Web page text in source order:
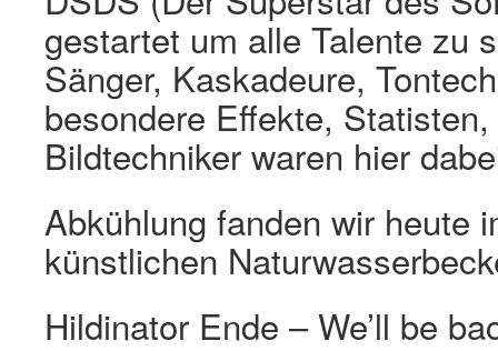
gestartet um alle Talente zu
Sänger, Kaskadeure,
besondere Effekte,
Bildtechniker waren hier
Abkühlung fanden wir heute
künstlichen
Hildinator Ende – We’ll be